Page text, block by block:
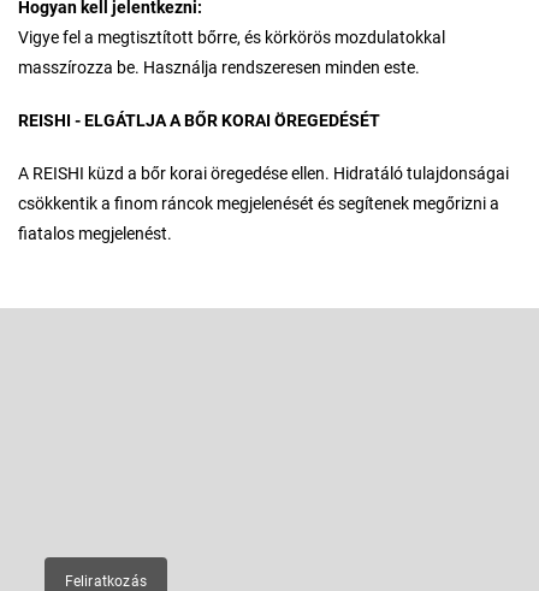
Hogyan kell jelentkezni:
Vigye fel a megtisztított bőrre, és körkörös mozdulatokkal
masszírozza be. Használja rendszeresen minden este.
REISHI - ELGÁTLJA A BŐR KORAI ÖREGEDÉSÉT
A REISHI küzd a bőr korai öregedése ellen. Hidratáló tulajdonságai
csökkentik a finom ráncok megjelenését és segítenek megőrizni a
fiatalos megjelenést.
Feliratkozás